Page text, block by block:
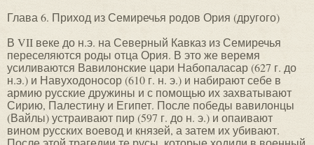
Глава 6. Приход из Семиречья родов Ория (другого)
В VII веке до н.э. на Северный Кавказ из Семиречья
переселяются роды отца Ория. В это же веремя
усиливаются Вавилонские цари Набопаласар (627 г. до
н.э.) и Навуходоносор (610 г. н. э.) и набирают себе в
армию русские дружины и с помощью их захватывают
Сирию, Палестину и Египет. После победы вавилонцы
(Вайлы) устраивают пир (597 г. до н. э.) и опаивают
вином русских воевод и князей, а затем их убивают.